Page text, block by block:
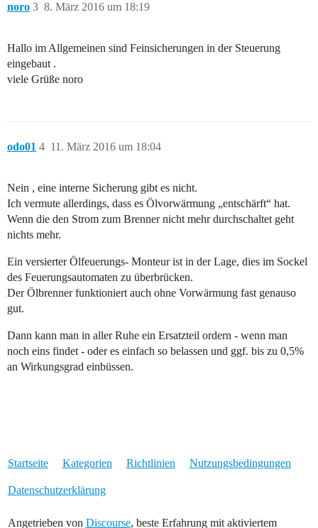
noro 8. März 2016 um 18:19
3
Hallo im Allgemeinen sind Feinsicherungen in der Steuerung
eingebaut .
viele Grüße noro
odo01 11. März 2016 um 18:04
4
Nein , eine interne Sicherung gibt es nicht.
Ich vermute allerdings, dass es Ölvorwärmung „entschärft“ hat.
Wenn die den Strom zum Brenner nicht mehr durchschaltet geht
nichts mehr.
Ein versierter Ölfeuerungs- Monteur ist in der Lage, dies im Sockel
des Feuerungsautomaten zu überbrücken.
Der Ölbrenner funktioniert auch ohne Vorwärmung fast genauso
gut.
Dann kann man in aller Ruhe ein Ersatzteil ordern - wenn man
noch eins findet - oder es einfach so belassen und ggf. bis zu 0,5%
an Wirkungsgrad einbüssen.
Startseite Kategorien Richtlinien Nutzungsbedingungen
Datenschutzerklärung
Angetrieben von Discourse, beste Erfahrung mit aktiviertem